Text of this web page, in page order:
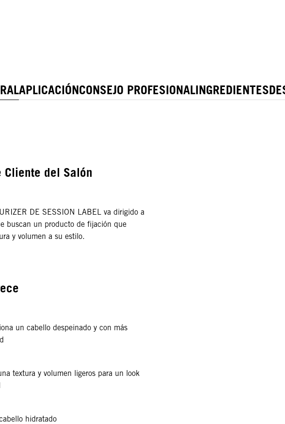
APLICACIÓNCONSEJO PROFESIONALINGREDIENTES
Cliente del Salón
DE SESSION LABEL va dirigido a
buscan un producto de fijación que
y volumen a su estilo.
un cabello despeinado y con más
textura y volumen ligeros para un look
hidratado